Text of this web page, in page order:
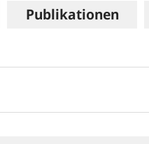
Publikationen